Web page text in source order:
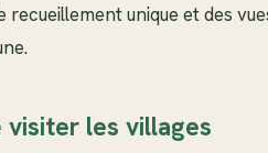
unique et des
visiter les villages